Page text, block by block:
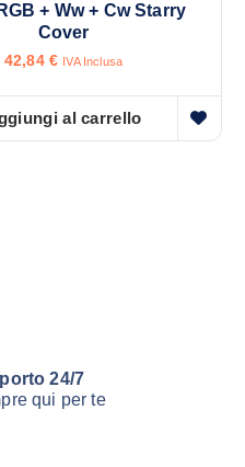
+ Ww + Cw Starry
Cover
42,84 € IVA Inclusa
al carrello
24/7
qui per te